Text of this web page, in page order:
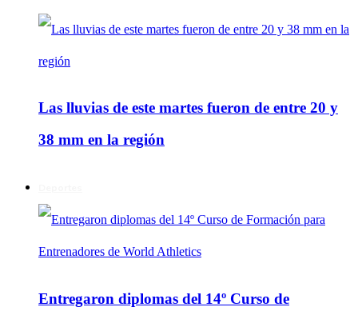
Las lluvias de este martes fueron de entre 20 y
38 mm en la región
Entregaron diplomas del 14º Curso de